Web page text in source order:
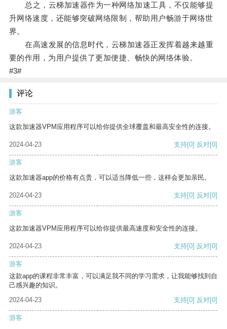
总之，云梯加速器作为一种网络加速工具，不仅能够提
升网络速度，还能够突破网络限制，帮助用户畅游于网络世
界。
在高速发展的信息时代，云梯加速器正发挥着越来越重
要的作用，为用户提供了更加便捷、畅快的网络体验。
#3#
评论
游客
这款加速器VPM应用程序可以给你提供全球覆盖和最高安全性的连接。
2024-04-23 支持[0] 反对[0]
游客
这款加速器app的价格有点贵，可以适当降低一些，这样会更加亲民。
2024-04-23 支持[0] 反对[0]
游客
这款加速器VPM应用程序可以给你提供最高速度和安全性的连接。
2024-04-23 支持[0] 反对[0]
游客
这款app的课程非常丰富，可以满足我不同的学习需求，让我能够找到自
己感兴趣的知识。
2024-04-23
支持[0] 反对[0]
游客